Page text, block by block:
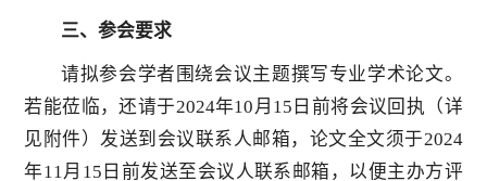
三、参会要求
请拟参会学者围绕会议主题撰写专业学术论文。
若能莅临，还请于2024年10月15日前将会议回执（详
见附件）发送到会议联系人邮箱，论文全文须于2024
年11月15日前发送至会议人联系邮箱，以便主办方评